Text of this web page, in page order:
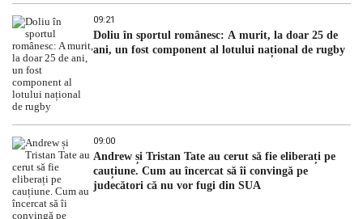
09:21
Doliu în sportul românesc: A murit, la doar 25 de
ani, un fost component al lotului național de rugby
09:00
Andrew și Tristan Tate au cerut să fie eliberați pe
cauțiune. Cum au încercat să îi convingă pe
judecători că nu vor fugi din SUA